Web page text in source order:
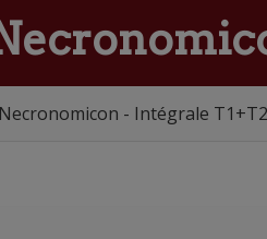
- Intégrale T1+T2